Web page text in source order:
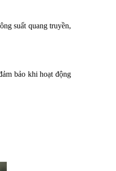
suất quang truyền,
bảo khi hoạt động